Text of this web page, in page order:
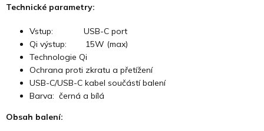
Technické parametry:
Vstup: USB-C port
Qi výstup: 15W (max)
Technologie Qi
Ochrana proti zkratu a přetížení
USB-C/USB-C kabel součástí balení
Barva: černá a bílá
Obsah balení: